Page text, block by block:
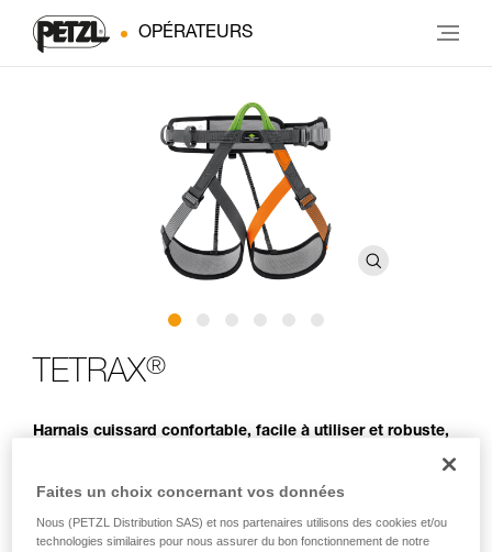
OPÉRATEURS
TETRAX®
Harnais cuissard confortable, facile à utiliser et robuste,
TETRAX est un harnais confortable, facile à utiliser et
robuste, conçu pour les usages collectifs. Sa ceinture
rembourrée, équipée d'une mousse coulissante, assure un
Faites un choix concernant vos données
Nous (PETZL Distribution SAS) et nos partenaires utilisons des cookies et/ou
technologies similaires pour nous assurer du bon fonctionnement de notre